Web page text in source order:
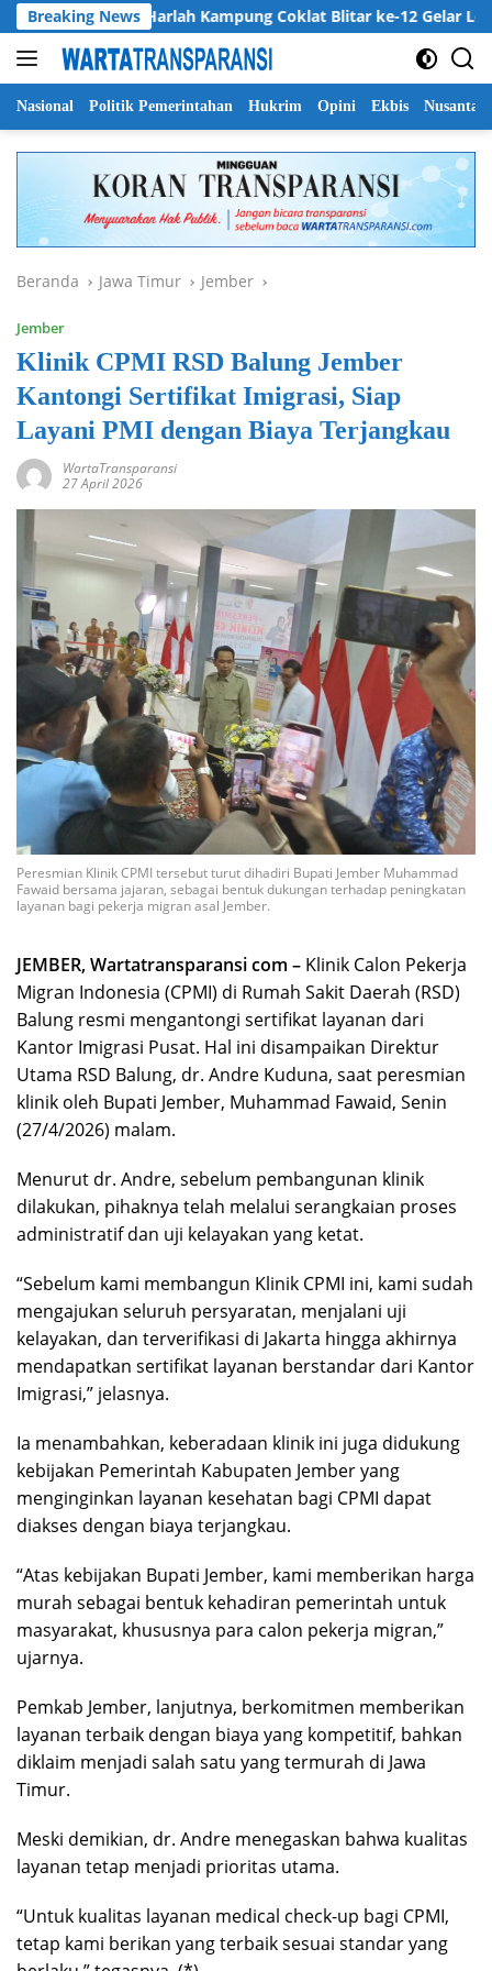
Langsung
ke
konten
Breaking NewsHarlah Kampung Coklat Blitar ke-12 Gelar Lomba
Nasional Politik Pemerintahan Hukrim Opini Ekbis Nusantara
Beranda Jawa Timur Jember
Jember
Klinik CPMI RSD Balung Jember
Kantongi Sertifikat Imigrasi, Siap
Layani PMI dengan Biaya Terjangkau
WartaTransparansi
27 April 2026
Peresmian Klinik CPMI tersebut turut dihadiri Bupati Jember Muhammad
Fawaid bersama jajaran, sebagai bentuk dukungan terhadap peningkatan
layanan bagi pekerja migran asal Jember.
JEMBER, Wartatransparansi com – Klinik Calon Pekerja
Migran Indonesia (CPMI) di Rumah Sakit Daerah (RSD)
Balung resmi mengantongi sertifikat layanan dari
Kantor Imigrasi Pusat. Hal ini disampaikan Direktur
Utama RSD Balung, dr. Andre Kuduna, saat peresmian
klinik oleh Bupati Jember, Muhammad Fawaid, Senin
(27/4/2026) malam.
Menurut dr. Andre, sebelum pembangunan klinik
dilakukan, pihaknya telah melalui serangkaian proses
administratif dan uji kelayakan yang ketat.
“Sebelum kami membangun Klinik CPMI ini, kami sudah
mengajukan seluruh persyaratan, menjalani uji
kelayakan, dan terverifikasi di Jakarta hingga akhirnya
mendapatkan sertifikat layanan berstandar dari Kantor
Imigrasi,” jelasnya.
Ia menambahkan, keberadaan klinik ini juga didukung
kebijakan Pemerintah Kabupaten Jember yang
menginginkan layanan kesehatan bagi CPMI dapat
diakses dengan biaya terjangkau.
“Atas kebijakan Bupati Jember, kami memberikan harga
murah sebagai bentuk kehadiran pemerintah untuk
masyarakat, khususnya para calon pekerja migran,”
ujarnya.
Pemkab Jember, lanjutnya, berkomitmen memberikan
layanan terbaik dengan biaya yang kompetitif, bahkan
diklaim menjadi salah satu yang termurah di Jawa
Timur.
Meski demikian, dr. Andre menegaskan bahwa kualitas
layanan tetap menjadi prioritas utama.
“Untuk kualitas layanan medical check-up bagi CPMI,
tetap kami berikan yang terbaik sesuai standar yang